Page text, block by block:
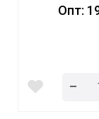
Опт:
-